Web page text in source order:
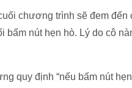
chương trình sẽ đem đến
bấm nút hẹn hò. Lý do cô
quy định “nếu bấm nút